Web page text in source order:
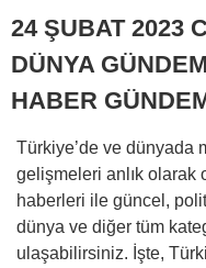
24 ŞUBAT 2023
DÜNYA
HABER
Türkiye’de ve dünyada
gelişmeleri anlık olarak
haberleri ile güncel,
dünya ve diğer tüm
ulaşabilirsiniz. İşte,